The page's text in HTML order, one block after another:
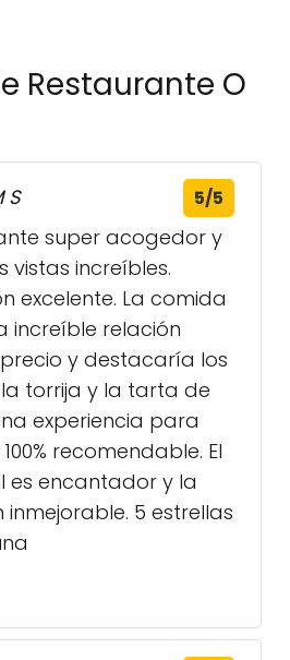
Restaurante O
S 5/5
super acogedor y
vistas increíbles.
excelente. La comida
increíble relación
y destacaría los
torrija y la tarta de
experiencia para
recomendable. El
es encantador y la
inmejorable. 5 estrellas